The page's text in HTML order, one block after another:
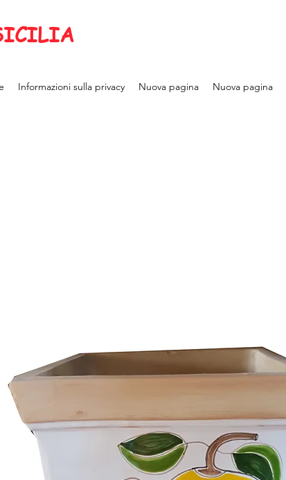
Informazioni sulla privacy Nuova pagina Nuova pagina